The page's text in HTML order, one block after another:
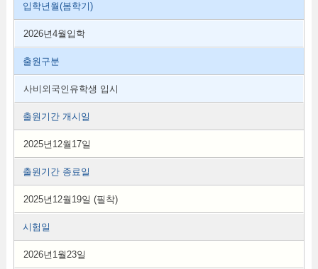
입학년월(봄학기)
2026년4월입학
출원구분
사비외국인유학생 입시
출원기간 개시일
2025년12월17일
출원기간 종료일
2025년12월19일 (필착)
시험일
2026년1월23일